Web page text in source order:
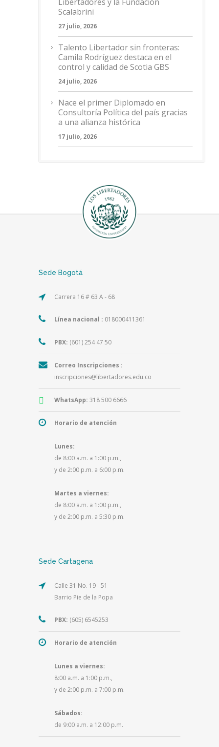
Scalabrini
27 julio, 2026
Talento Libertador sin fronteras:
Camila Rodríguez destaca en el
control y calidad de Scotia GBS
24 julio, 2026
Nace el primer Diplomado en
Consultoría Política del país gracias
a una alianza histórica
17 julio, 2026
Sede Bogotá
Carrera 16 # 63 A - 68
Línea nacional : 018000411361
PBX: (601) 254 47 50
Correo Inscripciones :
inscripciones@libertadores.edu.co
WhatsApp: 318 500 6666
Horario de atención
Lunes:
de 8:00 a.m. a 1:00 p.m.,
y de 2:00 p.m. a 6:00 p.m.
Martes a viernes:
de 8:00 a.m. a 1:00 p.m.,
y de 2:00 p.m. a 5:30 p.m.
Sede Cartagena
Calle 31 No. 19 - 51
Barrio Pie de la Popa
PBX: (605) 6545253
Horario de atención
Lunes a viernes:
8:00 a.m. a 1:00 p.m.,
y de 2:00 p.m. a 7:00 p.m.
Sábados:
de 9:00 a.m. a 12:00 p.m.